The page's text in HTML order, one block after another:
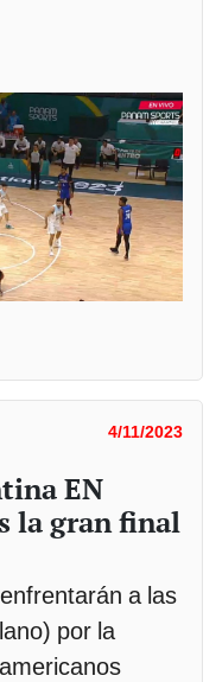
4/11/2023
EN
la gran final
a las
por la